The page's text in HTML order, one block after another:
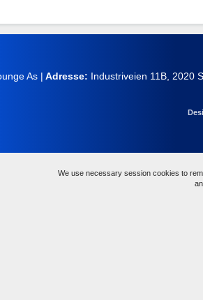
As | Adresse: Industriveien 11B, 2020
We use necessary session cookies to